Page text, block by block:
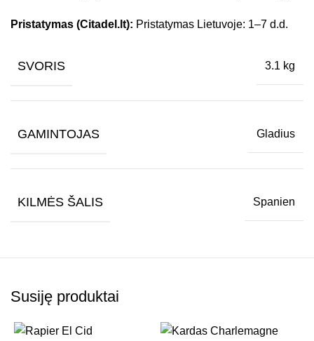
Pristatymas (Citadel.lt): Pristatymas Lietuvoje: 1–7 d.d.
SVORIS 3.1 kg
GAMINTOJAS Gladius
KILMĖS ŠALIS Spanien
Susiję produktai